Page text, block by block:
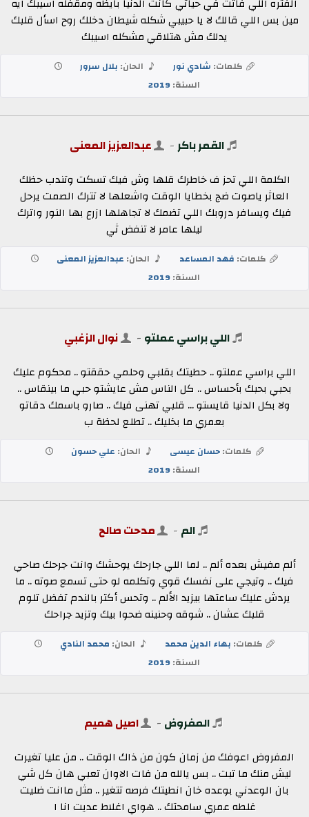
مين بس اللي قالك لا يا حبيبي شكله شيطان دخلك روح اسأل قلبك
يدلك مش هتلاقي مشكله اسيبك
كلمات: شادي نور الحان: بلال سرور
السنة:2019
القمر باكر- عبدالعزيز المعنى
الكلمة اللي تحز ف خاطرك قلها وش فيك تسكت وتندب حظك
العاثر ياصوت ضج بخطايا الوقت واشعلها لا تترك الصمت يرحل
فيك ويسافر دروبك اللي تضمك لا تجاهلها ازرع بها النور واترك
ليلها عامر لا تنفض ثي
كلمات: فهد المساعد الحان: عبدالعزيز المعنى
السنة:2019
اللي براسي عملتو - نوال الزغبي
اللي براسي عملتو .. حطيتك بقلبي وحلمي حققتو .. محكوم عليك
بحبي بحبك بأحساس .. كل الناس مش عايشتو حبي ما بينقاس ..
ولا بكل الدنيا قايستو ... قلبي تهنى فيك .. صارو باسمك دقاتو
بعمري ما بخليك .. تطلع لحظة ب
كلمات:حسان عيسى الحان: علي حسون
السنة:2019
الم - مدحت صالح
ألم مفيش بعده ألم .. لما اللي جارحك يوحشك وانت جرحك صاحي
فيك .. وتيجي على نفسك قوي وتكلمه لو حتى تسمع صوته .. ما
يردش عليك ساعتها بيزيد الألم .. وتحس أكتر بالندم تفضل تلوم
قلبك عشان .. شوقه وحنينه ضحوا بيك وتزيد جراحك
كلمات: بهاء الدين محمد الحان: محمد النادي
السنة:2019
المفروض - اصيل هميم
المفروض اعوفك من زمان كون من ذاك الوقت .. من عليا تغيرت
ليش منك ما تبت .. بس يالله من فات الاوان تعبي هان كل شي
بان الوعدني بوعده خان انطيتك فرصه تتغير .. مثل ماانت ضليت
غلطه عمري سامحتك .. هواي اغلاط عديت انا ا